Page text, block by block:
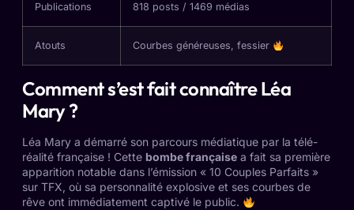
Publications 818 posts / 1469 médias
Atouts Courbes généreuses, fessier
Comment s’est fait connaître Léa
Mary ?
Léa Mary a démarré son parcours médiatique par la télé-
réalité française ! Cette bombe française a fait sa première
apparition notable dans l’émission « 10 Couples Parfaits »
sur TFX, où sa personnalité explosive et ses courbes de
rêve ont immédiatement captivé le public.